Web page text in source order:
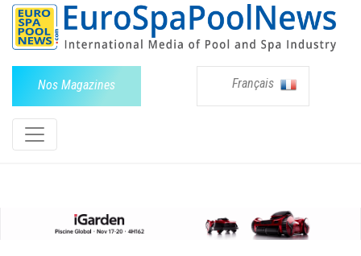
Nos Magazines Français